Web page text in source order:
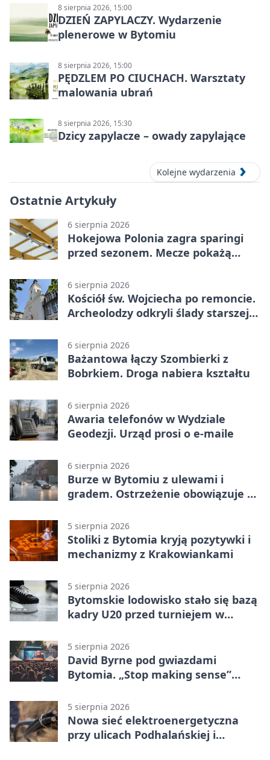
8 sierpnia 2026, 15:00
DZIEŃ ZAPYLACZY. Wydarzenie
plenerowe w Bytomiu
8 sierpnia 2026, 15:00
PĘDZLEM PO CIUCHACH. Warsztaty
malowania ubrań
8 sierpnia 2026, 15:30
Dzicy zapylacze – owady zapylające
Kolejne wydarzenia
Ostatnie Artykuły
6 sierpnia 2026
Hokejowa Polonia zagra sparingi
przed sezonem. Mecze pokażą
6 sierpnia 2026
Kościół św. Wojciecha po remoncie.
Archeolodzy odkryli ślady starszej
6 sierpnia 2026
Bażantowa łączy Szombierki z
Bobrkiem. Droga nabiera kształtu
6 sierpnia 2026
Awaria telefonów w Wydziale
Geodezji. Urząd prosi o e-maile
6 sierpnia 2026
Burze w Bytomiu z ulewami i
gradem. Ostrzeżenie obowiązuje do
5 sierpnia 2026
Stoliki z Bytomia kryją pozytywki i
mechanizmy z Krakowiankami
5 sierpnia 2026
Bytomskie lodowisko stało się bazą
kadry U20 przed turniejem w
5 sierpnia 2026
David Byrne pod gwiazdami
Bytomia. „Stop making sense”
5 sierpnia 2026
Nowa sieć elektroenergetyczna
przy ulicach Podhalańskiej i